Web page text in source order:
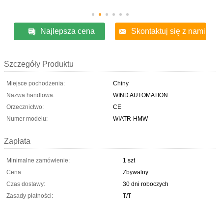
Najlepsza cena Skontaktuj się z nami
Szczegóły Produktu
Miejsce pochodzenia:
Chiny
Nazwa handlowa:
WIND AUTOMATION
Orzecznictwo:
CE
Numer modelu:
WIATR-HMW
Zapłata
Minimalne zamówienie:
1 szt
Cena:
Zbywalny
Czas dostawy:
30 dni roboczych
Zasady płatności:
T/T